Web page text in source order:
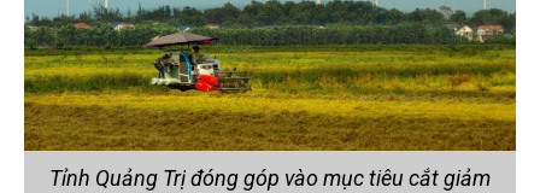
Tỉnh Quảng Trị đóng góp vào mục tiêu cắt giảm